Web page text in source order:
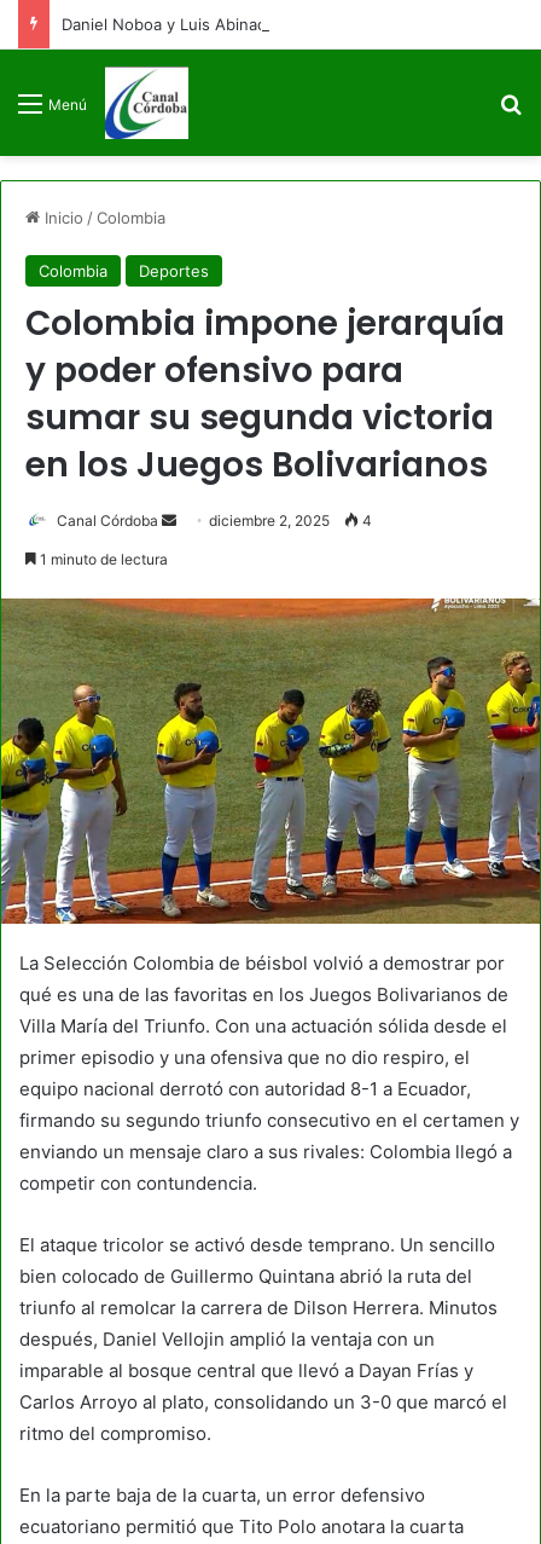
Menú
Inicio /Colombia
Colombia Deportes
Colombia impone jerarquía
y poder ofensivo para
sumar su segunda victoria
en los Juegos Bolivarianos
Canal Córdoba
Senddiciembre 2, 2025 4
1 minuto de lectura
La Selección Colombia de béisbol volvió a demostrar por
qué es una de las favoritas en los Juegos Bolivarianos de
Villa María del Triunfo. Con una actuación sólida desde el
primer episodio y una ofensiva que no dio respiro, el
equipo nacional derrotó con autoridad 8-1 a Ecuador,
firmando su segundo triunfo consecutivo en el certamen y
enviando un mensaje claro a sus rivales: Colombia llegó a
competir con contundencia.
El ataque tricolor se activó desde temprano. Un sencillo
bien colocado de Guillermo Quintana abrió la ruta del
triunfo al remolcar la carrera de Dilson Herrera. Minutos
después, Daniel Vellojin amplió la ventaja con un
imparable al bosque central que llevó a Dayan Frías y
Carlos Arroyo al plato, consolidando un 3-0 que marcó el
ritmo del compromiso.
En la parte baja de la cuarta, un error defensivo
ecuatoriano permitió que Tito Polo anotara la cuarta